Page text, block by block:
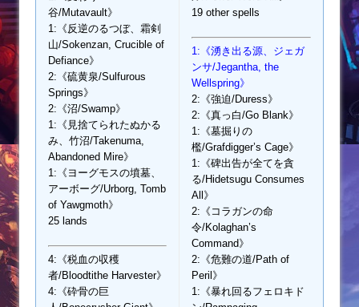
谷/Mutavault》
1:《反逆のるつぼ、霜剣
山/Sokenzan, Crucible of
Defiance》
2:《硫黄泉/Sulfurous
Springs》
2:《沼/Swamp》
1:《見捨てられたぬかる
み、竹沼/Takenuma,
Abandoned Mire》
1:《ヨーグモスの墳墓、
アーボーグ/Urborg, Tomb
of Yawgmoth》
25 lands
4:《税血の収穫
者/Bloodtithe Harvester》
4:《砕骨の巨
19 other spells
1:《湧き出る源、ジェガ
ンサ/Jegantha, the
Wellspring》
2:《強迫/Duress》
2:《真っ白/Go Blank》
1:《墓掘りの
檻/Grafdigger’s Cage》
1:《碑出告が全てを貪
る/Hidetsugu Consumes
All》
2:《コラガンの命
令/Kolaghan’s
Command》
2:《危難の道/Path of
Peril》
1:《暴れ回るフェロキド